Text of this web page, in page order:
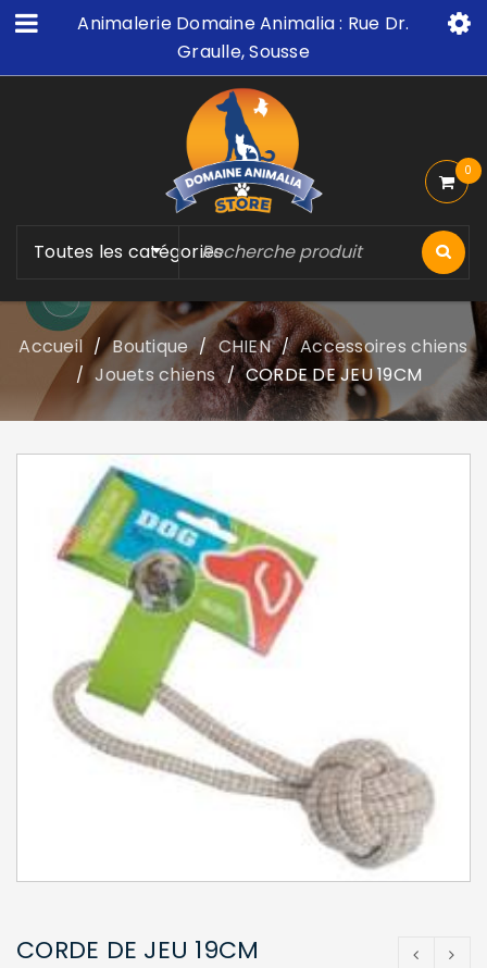
Animalerie Domaine Animalia : Rue Dr.
Graulle, Sousse
Toutes les catégories
0
Accueil / Boutique / CHIEN / Accessoires chiens
/ Jouets chiens / CORDE DE JEU 19CM
CORDE DE JEU 19CM